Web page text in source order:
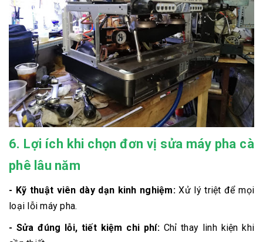
6. Lợi ích khi chọn đơn vị sửa máy pha cà
phê lâu năm
- Kỹ thuật viên dày dạn kinh nghiệm:Xử lý triệt để mọi
loại lỗi máy pha.
- Sửa đúng lỗi, tiết kiệm chi phí:Chỉ thay linh kiện khi